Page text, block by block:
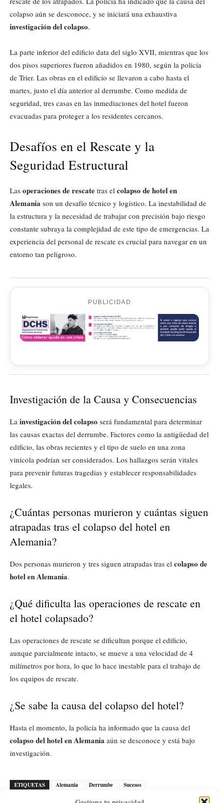
colapso aún se desconoce, y se iniciará una exhaustiva
investigación del colapso.
La parte inferior del edificio data del siglo XVII, mientras que los
dos pisos superiores fueron añadidos en 1980, según la policía
de Trier. Las obras en el edificio se llevaron a cabo hasta el
martes, justo el día anterior al derrumbe. Como medida de
seguridad, tres casas en las inmediaciones del hotel fueron
evacuadas para proteger a los residentes cercanos.
Desafíos en el Rescate y la
Seguridad Estructural
Las operaciones de rescate tras el colapso de hotel en
Alemania son un desafío técnico y logístico. La inestabilidad de
la estructura y la necesidad de trabajar con precisión bajo riesgo
constante subraya la complejidad de este tipo de emergencias. La
experiencia del personal de rescate es crucial para navegar en un
entorno tan peligroso.
PUBLICIDAD
Investigación de la Causa y Consecuencias
La investigación del colapso será fundamental para determinar
las causas exactas del derrumbe. Factores como la antigüedad del
edificio, las obras recientes y el tipo de suelo en una zona
vinícola podrían ser considerados. Los hallazgos serán vitales
para prevenir futuras tragedias y establecer responsabilidades
legales.
¿Cuántas personas murieron y cuántas siguen
atrapadas tras el colapso del hotel en
Alemania?
Dos personas murieron y tres siguen atrapadas tras el colapso de
hotel en Alemania.
¿Qué dificulta las operaciones de rescate en
el hotel colapsado?
Las operaciones de rescate se dificultan porque el edificio,
aunque parcialmente intacto, se mueve a una velocidad de 4
milímetros por hora, lo que lo hace inestable para el trabajo de
los equipos de rescate.
¿Se sabe la causa del colapso del hotel?
Hasta el momento, la policía ha informado que la causa del
colapso del hotel en Alemania aún se desconoce y está bajo
investigación.
ETIQUETAS Alemania Derrumbe Sucesos